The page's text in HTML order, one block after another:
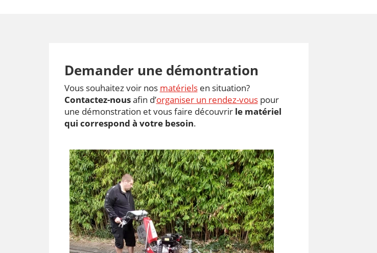
Demander une démontration
Vous souhaitez voir nos matérielsen situation?
Contactez-nousafin d’organiser un rendez-vouspour
une démonstration et vous faire découvrir le matériel
qui correspond à votre besoin.